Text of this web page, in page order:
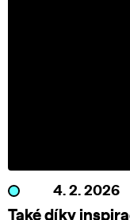
4. 2. 2026
Také díky